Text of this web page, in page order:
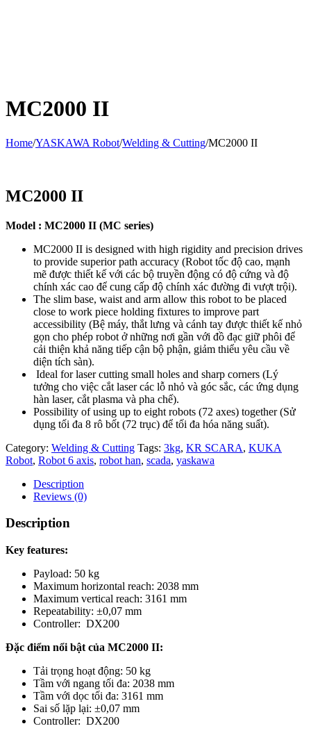
MC2000 II
Home/YASKAWA Robot/Welding & Cutting/MC2000 II
MC2000 II
Model : MC2000 II (MC series)
MC2000 II is designed with high rigidity and precision drives
to provide superior path accuracy (Robot tốc độ cao, mạnh
mẽ được thiết kế với các bộ truyền động có độ cứng và độ
chính xác cao để cung cấp độ chính xác đường đi vượt trội).
The slim base, waist and arm allow this robot to be placed
close to work piece holding fixtures to improve part
accessibility (Bệ máy, thắt lưng và cánh tay được thiết kế nhỏ
gọn cho phép robot ở những nơi gần với đồ đạc giữ phôi để
cải thiện khả năng tiếp cận bộ phận, giảm thiểu yêu cầu về
diện tích sàn).
Ideal for laser cutting small holes and sharp corners (Lý
tưởng cho việc cắt laser các lỗ nhỏ và góc sắc, các ứng dụng
hàn laser, cắt plasma và pha chế).
Possibility of using up to eight robots (72 axes) together (Sử
dụng tối đa 8 rô bốt (72 trục) để tối đa hóa năng suất).
Category: Welding & Cutting Tags: 3kg, KR SCARA, KUKA
Robot, Robot 6 axis, robot han, scada, yaskawa
Description
Reviews (0)
Description
Key features:
Payload: 50 kg
Maximum horizontal reach: 2038 mm
Maximum vertical reach: 3161 mm
Repeatability: ±0,07 mm
Controller: DX200
Đặc điểm nổi bật của MC2000 II:
Tải trọng hoạt động: 50 kg
Tầm với ngang tối đa: 2038 mm
Tầm với dọc tối đa: 3161 mm
Sai số lặp lại: ±0,07 mm
Controller: DX200